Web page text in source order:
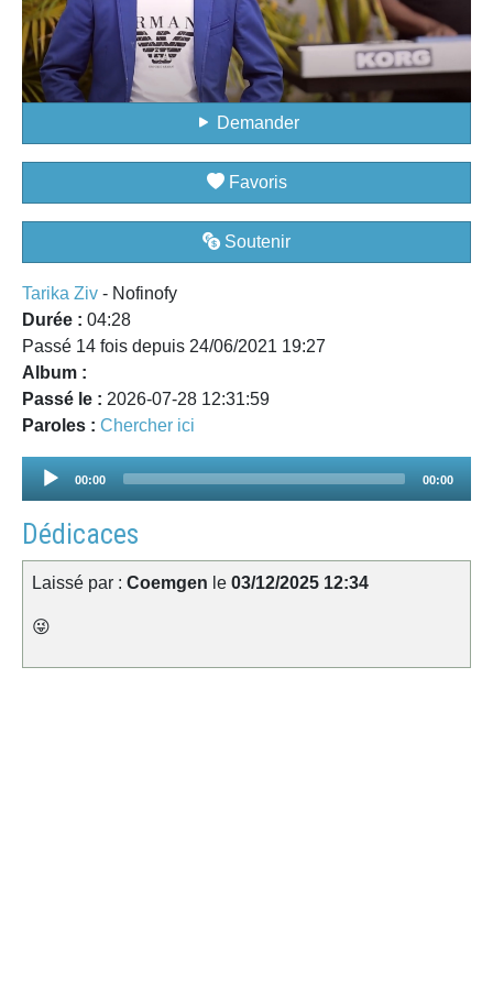
Demander
Favoris
Soutenir
Tarika Ziv - Nofinofy
Durée : 04:28
Passé 14 fois depuis 24/06/2021 19:27
Album :
Passé le : 2026-07-28 12:31:59
Paroles : Chercher ici
Audio
00:00 00:00
Dédicaces
Laissé par : Coemgen le 03/12/2025 12:34
😜